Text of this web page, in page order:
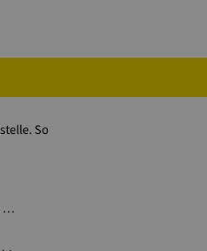
So
…